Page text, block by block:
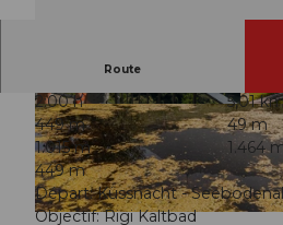
© Rita Baggenstos, Schwyzer Wanderwege
© RIGI BAHNEN AG, Schwyzer Wanderwege
©
Route
2:00 h
5,01
449 m
49 m
1.015 m
1.464
449 m
Départ: Küssnacht -
Objectif: Rigi Kaltbad